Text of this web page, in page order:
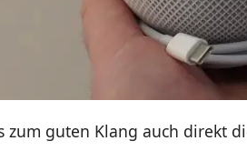
zum guten Klang auch direkt